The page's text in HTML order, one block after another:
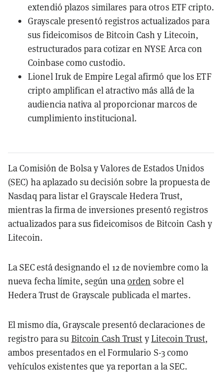
extendió plazos similares para otros ETF cripto.
Grayscale presentó registros actualizados para
sus fideicomisos de Bitcoin Cash y Litecoin,
estructurados para cotizar en NYSE Arca con
Coinbase como custodio.
Lionel Iruk de Empire Legal afirmó que los ETF
cripto amplifican el atractivo más allá de la
audiencia nativa al proporcionar marcos de
cumplimiento institucional.
La Comisión de Bolsa y Valores de Estados Unidos
(SEC) ha aplazado su decisión sobre la propuesta de
Nasdaq para listar el Grayscale Hedera Trust,
mientras la firma de inversiones presentó registros
actualizados para sus fideicomisos de Bitcoin Cash y
Litecoin.
La SEC está designando el 12 de noviembre como la
nueva fecha límite, según unaorden sobre el
Hedera Trust de Grayscale publicada el martes.
El mismo día, Grayscale presentó declaraciones de
registro para su Bitcoin Cash Trust yLitecoin Trust,
ambos presentados en el Formulario S-3 como
vehículos existentes que ya reportan a la SEC.